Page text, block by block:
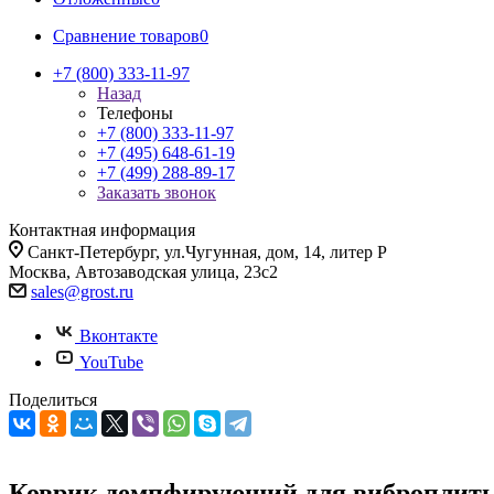
Сравнение товаров0
+7 (800) 333-11-97
Назад
Телефоны
+7 (800) 333-11-97
+7 (495) 648-61-19
+7 (499) 288-89-17
Заказать звонок
Контактная информация
Санкт-Петербург, ул.Чугунная, дом, 14, литер Р
Москва, Автозаводская улица, 23с2
sales@grost.ru
Вконтакте
YouTube
Поделиться